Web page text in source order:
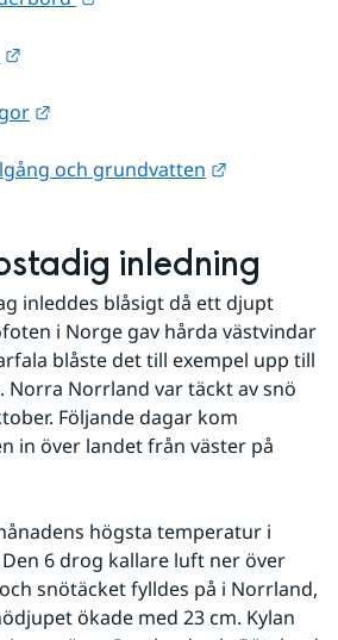
och grundvatten
inledning
inleddes blåsigt då ett djupt
i Norge gav hårda västvindar
blåste det till exempel upp till
Norra Norrland var täckt av snö
Följande dagar kom
in över landet från väster på
Den 6 drog kallare luft ner över
snötäcket fylldes på i Norrland,
ökade med 23 cm. Kylan